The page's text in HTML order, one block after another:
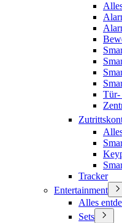
Tür-
Tracker
Entertainment
Alles
Sets